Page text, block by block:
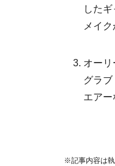
した
メイク
オーリ
グラ
エア
※記事内容は執